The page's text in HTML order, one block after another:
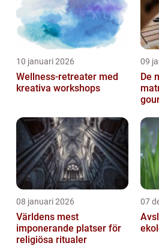
10 januari 2026
Wellness-retreater med
kreativa workshops
09
De
08 januari 2026
Världens mest
imponerande platser för
religiösa ritualer
07